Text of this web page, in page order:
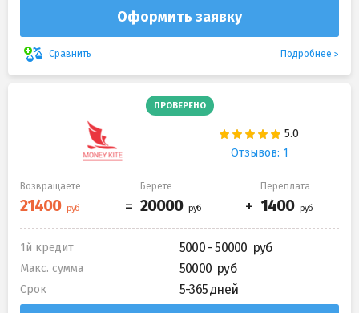
Оформить заявку
Сравнить Подробнее
ПРОВЕРЕНО
Отзывов: 1
Возвращаете Берете Переплата
1й кредит 5000 - 50000
Макс. сумма 50000
Срок 5-365 дней